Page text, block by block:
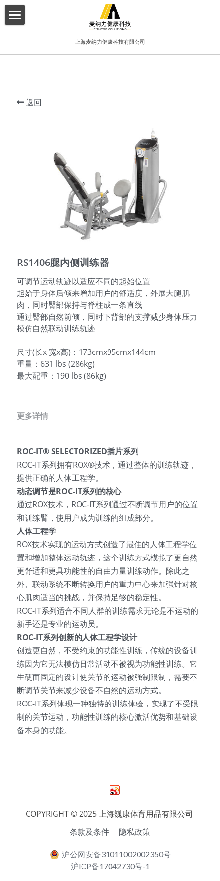
上海麦纳力健康科技有限公司
关于我们
增值服务
简体中文
返回
RS1406腿内侧训练器
可调节运动轨迹以适应不同的起始位置
起始于身体后倾来增加用户的舒适度，外展大腿肌
肉，同时臀部保持与脊柱成一条直线
通过臀部自然前倾，同时下背部的支撑减少身体压力
模仿自然联动训练轨迹
尺寸(长x 宽x高)：173cmx95cmx144cm
重量：631 lbs (286kg)
最大配重：190 lbs (86kg)
更多详情
ROC-IT® SELECTORIZED插片系列
ROC-IT系列拥有ROX®技术，通过整体的训练轨迹，
提供正确的人体工程学。
动态调节是ROC-IT系列的核心
通过ROX技术，ROC-IT系列通过不断调节用户的位置
和训练臂，使用户成为训练的组成部分。
人体工程学
ROX技术实现的运动方式创造了最佳的人体工程学位
置和增加整体运动轨迹，这个训练方式模拟了更自然
更舒适和更具功能性的自由力量训练动作。除此之
外。联动系统不断转换用户的重力中心来加强针对核
心肌肉适当的挑战，并保持足够的稳定性。
ROC-IT系列适合不同人群的训练需求无论是不运动的
新手还是专业的运动员。
ROC-IT系列创新的人体工程学设计
创造更自然，不受约束的功能性训练，传统的设备训
练因为它无法模仿日常活动不被视为功能性训练。它
生硬而固定的设计使关节的运动被强制限制，需要不
断调节关节来减少设备不自然的运动方式。
ROC-IT系列体现一种独特的训练体验，实现了不受限
制的关节运动，功能性训练的核心激活优势和基础设
备本身的功能。
COPYRIGHT © 2025 上海巍康体育用品有限公司
条款及条件
隐私政策
沪公网安备31011002002350号
沪ICP备17042730号-1
博客分类